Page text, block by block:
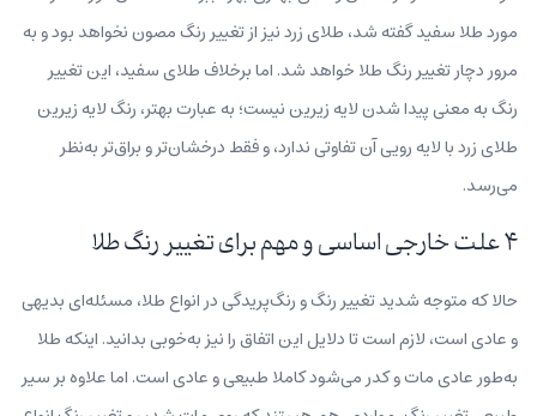
مورد طلا سفید گفته شد، طلای زرد نیز از تغییر رنگ مصون نخواهد بود و به
مرور دچار تغییر رنگ طلا خواهد شد. اما برخلاف طلای سفید، این تغییر
رنگ به معنی پیدا شدن لایه زیرین نیست؛ به عبارت بهتر، رنگ لایه زیرین
طلای زرد با لایه رویی آن تفاوتی ندارد، و فقط درخشان‌تر و براق‌تر به‌نظر
می‌رسد.
۴ علت خارجی اساسی و مهم برای تغییر رنگ طلا
حالا که متوجه شدید تغییر رنگ و رنگ‌پریدگی در انواع طلا، مسئله‌ای بدیهی
و عادی است، لازم است تا دلایل این اتفاق را نیز به‌خوبی بدانید. اینکه طلا
به‌طور عادی مات و کدر می‌شود کاملا طبیعی و عادی است. اما علاوه بر سیر